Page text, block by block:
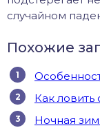
случайном
Похожие
Как ловить
Ночная